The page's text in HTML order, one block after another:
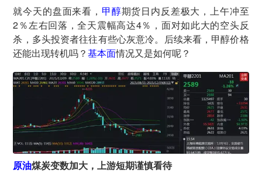
就今天的盘面来看， 甲醇期货日内反差极大，上午冲至
2％左右回落，全天震幅高达4％，面对如此大的空头反
杀，多头投资者往往有些心灰意冷。后续来看，甲醇价格
还能出现转机吗？基本面情况又是如何呢？
原油煤炭变数加大，上游短期谨慎看待